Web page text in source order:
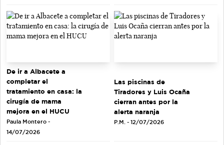
De ir a Albacete a
completar el
tratamiento en casa: la
cirugía de mama
mejora en el HUCU
Paula Montero -
14/07/2026
Las piscinas de
Tiradores y Luis Ocaña
cierran antes por la
alerta naranja
P.M. - 12/07/2026